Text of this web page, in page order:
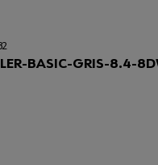
BASIC-GRIS-8.4-